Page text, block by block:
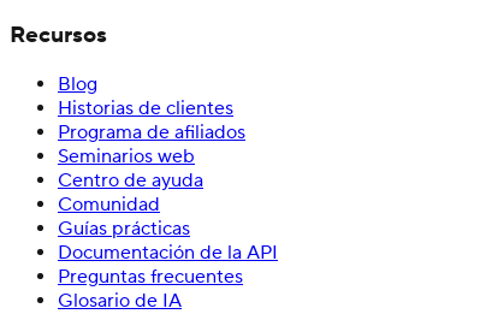
Recursos
Blog
Historias de clientes
Programa de afiliados
Seminarios web
Centro de ayuda
Comunidad
Guías prácticas
Documentación de la API
Preguntas frecuentes
Glosario de IA